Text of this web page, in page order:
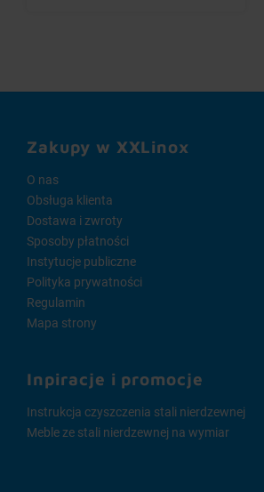
Zakupy w XXLinox
O nas
Obsługa klienta
Dostawa i zwroty
Sposoby płatności
Instytucje publiczne
Polityka prywatności
Regulamin
Mapa strony
Inpiracje i promocje
Instrukcja czyszczenia stali nierdzewnej
Meble ze stali nierdzewnej na wymiar